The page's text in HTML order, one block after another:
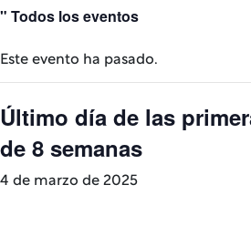
" Todos los eventos
Este evento ha pasado.
Último día de las
de 8 semanas
4 de marzo de 2025